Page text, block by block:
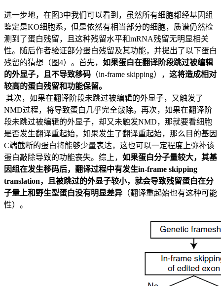
进一步地，在图3中我们可以看到，虽然所有细胞都经基因组
鉴定是KO细胞系，但是依然有相当部分的细胞，质谱仍然检
测到了蛋白残留，且这种残留水平和mRNA残留无明显相关
性。随后作者验证部分蛋白残留及其功能，并提出了以下蛋白
残留的猜想（图4）。首先， 如果蛋白在翻译阶段跳过被编辑
的外显子，且不导致移码 （in-frame skipping）， 这将造成相对
较高的蛋白残留和功能保留。
其次，如果在翻译阶段未跳过被编辑的外显子，又触发了
NMD过程，将导致蛋白几乎完全敲除。再次，如果在翻译阶
段未跳过被编辑的外显子，却又未触发NMD，那就要看细胞
是否发生翻译重起始，如果发生了翻译重起始，那么目的基因
C端截断的蛋白将能够少量表达，这也可以一定程度上弥补该
蛋白敲除导致的功能丧失。综上， 如果蛋白分子量较大，其基
因组在发生移码后，翻译过程中有发生in-frame skipping
translation，且被跳过的外显子较小，就会导致残留蛋白在分
子量上和野生型蛋白没有明显差异 （翻译重起始也有这种可能
性）。